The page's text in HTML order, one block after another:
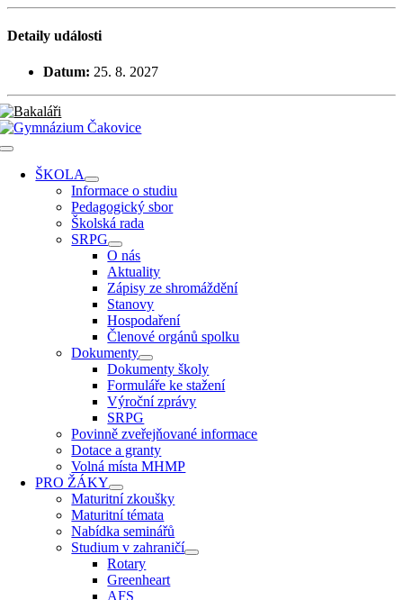
Přeskočit
na
Detaily události
Datum: 25. 8. 2027
Toggle
NavigationŠKOLA
Informace o studiu
Pedagogický sbor
Školská rada
SRPG
O nás
Aktuality
Zápisy ze shromáždění
Stanovy
Hospodaření
Členové orgánů spolku
Dokumenty
Dokumenty školy
Formuláře ke stažení
Výroční zprávy
SRPG
Povinně zveřejňované informace
Dotace a granty
Volná místa MHMP
PRO ŽÁKY
Maturitní zkoušky
Maturitní témata
Nabídka seminářů
Studium v zahraničí
Rotary
Greenheart
AFS